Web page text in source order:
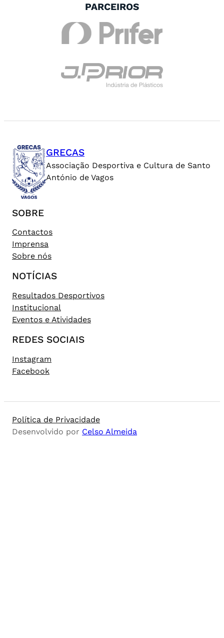
PARCEIROS
GRECAS
Associação Desportiva e Cultura de Santo
António de Vagos
SOBRE
Contactos
Imprensa
Sobre nós
NOTÍCIAS
Resultados Desportivos
Institucional
Eventos e Atividades
REDES SOCIAIS
Instagram
Facebook
Política de Privacidade
Desenvolvido por Celso Almeida